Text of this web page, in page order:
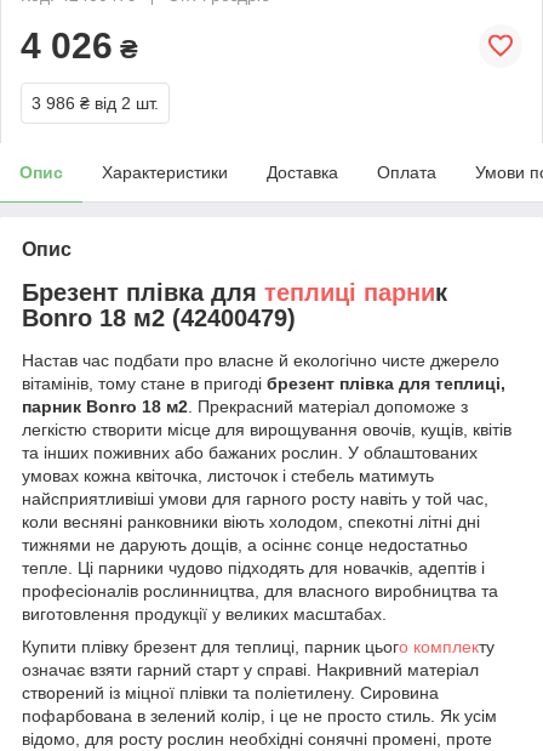
4 026 ₴
3 986 ₴ від 2 шт.
Опис Характеристики Доставка Оплата Умови
Опис
Брезент плівка для теплиці парник
Bonro 18 м2 (42400479)
Настав час подбати про власне й екологічно чисте джерело
вітамінів, тому стане в пригоді брезент плівка для теплиці,
парник Bonro 18 м2. Прекрасний матеріал допоможе з
легкістю створити місце для вирощування овочів, кущів, квітів
та інших поживних або бажаних рослин. У облаштованих
умовах кожна квіточка, листочок і стебель матимуть
найсприятливіші умови для гарного росту навіть у той час,
коли весняні ранковники віють холодом, спекотні літні дні
тижнями не дарують дощів, а осіннє сонце недостатньо
тепле. Ці парники чудово підходять для новачків, адептів і
професіоналів рослинництва, для власного виробництва та
виготовлення продукції у великих масштабах.
Купити плівку брезент для теплиці, парник цього комплекту
означає взяти гарний старт у справі. Накривний матеріал
створений із міцної плівки та поліетилену. Сировина
пофарбована в зелений колір, і це не просто стиль. Як усім
відомо, для росту рослин необхідні сонячні промені, проте